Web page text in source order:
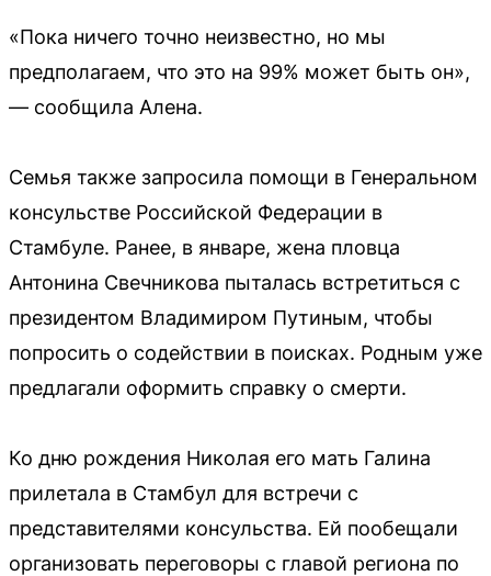
«Пока ничего точно неизвестно, но мы
предполагаем, что это на 99% может быть он»,
— сообщила Алена.
Семья также запросила помощи в Генеральном
консульстве Российской Федерации в
Стамбуле. Ранее, в январе, жена пловца
Антонина Свечникова пыталась встретиться с
президентом Владимиром Путиным, чтобы
попросить о содействии в поисках. Родным уже
предлагали оформить справку о смерти.
Ко дню рождения Николая его мать Галина
прилетала в Стамбул для встречи с
представителями консульства. Ей пообещали
организовать переговоры с главой региона по